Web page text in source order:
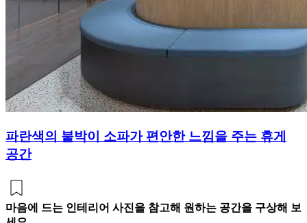
파란색의 붙박이 소파가 편안한 느낌을 주는 휴게
공간
마음에 드는 인테리어 사진을 참고해 원하는 공간을 구상해 보